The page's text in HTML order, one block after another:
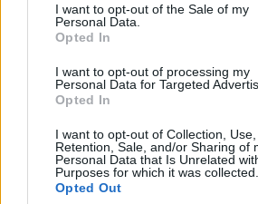
consent section.
I want to opt-out of the Sale of my
Personal Data.
Opted In
I want to opt-out of processing my
Personal Data for Targeted
Opted In
I want to opt-out of Collection, Use,
Retention, Sale, and/or Sharing of
Personal Data that Is Unrelated
Purposes for which it was collected.
Opted Out
Fratelli Moro Olbia
Michele Moro
Notizie Olbia
i tuoi video e le
Su WhatsApp al
345 356 7512